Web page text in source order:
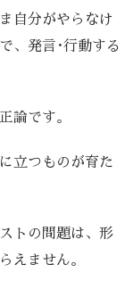
自分がやらなけ
、発言･行動する
論です。
立つものが育た
トの問題は、形
えません。